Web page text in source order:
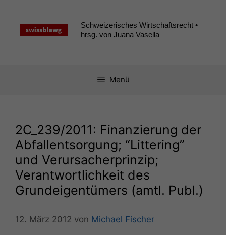
springen
Schweizerisches Wirtschaftsrecht •
hrsg. von Juana Vasella
Menü
2C_239/2011: Finanzierung der
Abfallentsorgung; “Littering”
und Verursacherprinzip;
Verantwortlichkeit des
Grundeigentümers (amtl. Publ.)
12. März 2012 von Michael Fischer